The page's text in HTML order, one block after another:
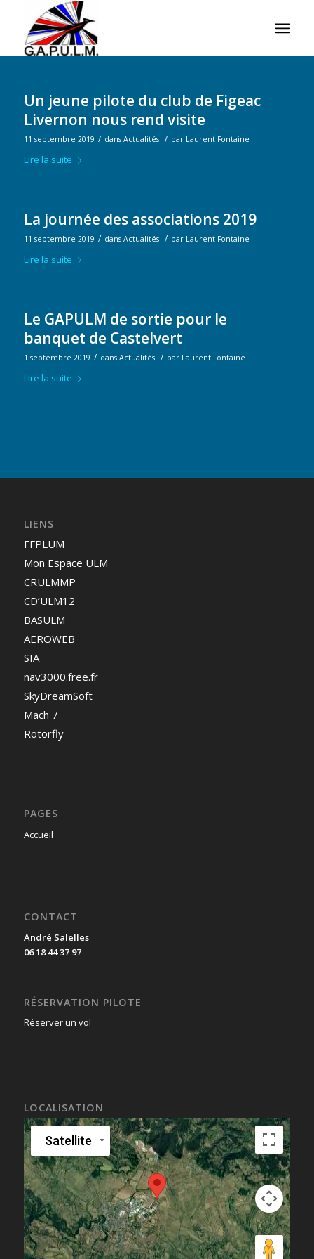
Un jeune pilote du club de Figeac
Livernon nous rend visite
11 septembre 2019 / dans Actualités / par Laurent Fontaine
Lire la suite
La journée des associations 2019
11 septembre 2019 / dans Actualités / par Laurent Fontaine
Lire la suite
Le GAPULM de sortie pour le
banquet de Castelvert
1 septembre 2019 / dans Actualités / par Laurent Fontaine
Lire la suite
LIENS
FFPLUM
Mon Espace ULM
CRULMMP
CD’ULM12
BASULM
AEROWEB
SIA
nav3000.free.fr
SkyDreamSoft
Mach 7
Rotorfly
PAGES
Accueil
CONTACT
André Salelles
06 18 44 37 97
RÉSERVATION PILOTE
Réserver un vol
LOCALISATION
Satellite